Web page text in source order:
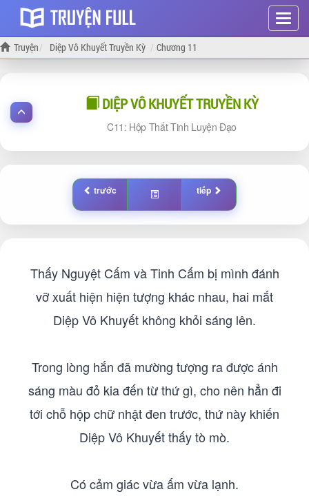
Hiện
menu
Truyện Diệp Vô Khuyết Truyền Kỳ Chương 11
DIỆP VÔ KHUYẾT TRUYỀN KỲ
11: Hộp Thất Tinh Luyện Đạo
trước tiếp
Thấy Nguyệt Cấm và Tinh Cấm bị mình đánh
vỡ xuất hiện hiện tượng khác nhau, hai mắt
Diệp Vô Khuyết không khỏi sáng lên.
Trong lòng hắn đã mường tượng ra được ánh
sáng màu đỏ kia đến từ thứ gì, cho nên hẳn đi
tới chỗ hộp chữ nhật đen trước, thứ này khiến
Diệp Vô Khuyết thấy tò mò.
Có cảm giác vừa ấm vừa lạnh.